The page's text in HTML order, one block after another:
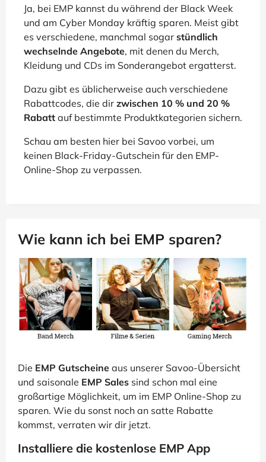
Ja, bei EMP kannst du während der Black Week
und am Cyber Monday kräftig sparen. Meist gibt
es verschiedene, manchmal sogar stündlich
wechselnde Angebote, mit denen du Merch,
Kleidung und CDs im Sonderangebot ergatterst.
Dazu gibt es üblicherweise auch verschiedene
Rabattcodes, die dir zwischen 10 % und 20 %
Rabatt auf bestimmte Produktkategorien sichern.
Schau am besten hier bei Savoo vorbei, um
keinen Black-Friday-Gutschein für den EMP-
Online-Shop zu verpassen.
Wie kann ich bei EMP sparen?
Die EMP Gutscheine aus unserer Savoo-Übersicht
und saisonale EMP Sales sind schon mal eine
großartige Möglichkeit, um im EMP Online-Shop zu
sparen. Wie du sonst noch an satte Rabatte
kommst, verraten wir dir jetzt.
Installiere die kostenlose EMP App